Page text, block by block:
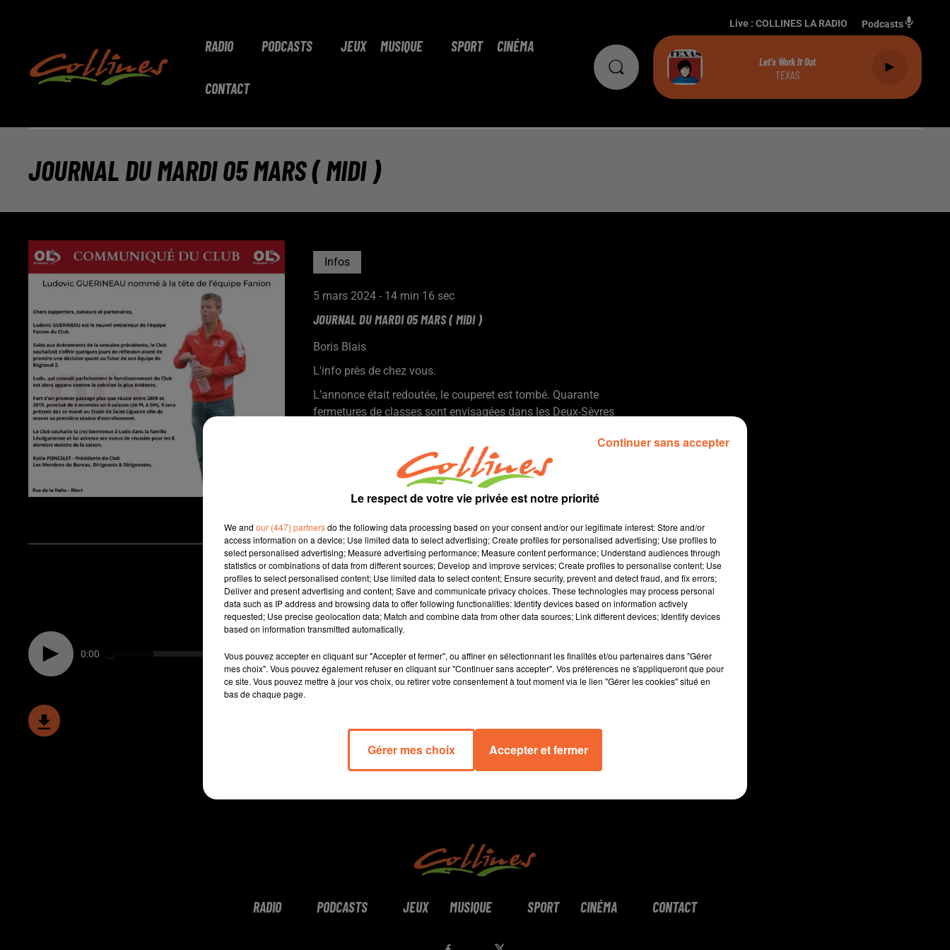
RADIO PODCASTS JEUX MUSIQUE SPORT CINÉMA
CONTACT
Live : COLLINES LA RADIO Podcasts
Let's Work It Out
TEXAS
JOURNAL DU MARDI 05 MARS ( MIDI )
Infos
5 mars 2024 - 14 min 16 sec
JOURNAL DU MARDI 05 MARS ( MIDI )
Boris Blais
L'info près de chez vous.
L’annonce était redoutée, le couperet est tombé. Quarante
fermetures de classes sont envisagées dans les Deux-Sèvres
L'inscription dans la constitution de " La liberté garantie à la
femme d'avoir recours à l’IVG ". Réaction de Nathalie Lanzi la
première secrétaire fédérale du parti socialiste des Deux-Sèvres.
Un guide papier pour ouvrir la visite du musée de Mauléon à un
l’agglomération du bocage bressuirais.
Hugo Hay attendu cet AP au collège Notre Dame de Bressuire.
L'athlète bocain évoquera son parcours, et ses expériences en
cette année 2024 si particulière.
En football, Saint Liguaire a trouvé son nouvel entraineur :
Ludovic Guérineau ( photo ).
0:00 14 min 16 sec
RADIO PODCASTS JEUX MUSIQUE SPORT CINÉMA CONTACT
Le respect de votre vie privée est notre priorité
We and our (447) partnersdo the following data processing based on your consent and/or our legitimate interest: Store and/or
access information on a device; Use limited data to select advertising; Create profiles for personalised advertising; Use profiles to
select personalised advertising; Measure advertising performance; Measure content performance; Understand audiences through
statistics or combinations of data from different sources; Develop and improve services; Create profiles to personalise content; Use
profiles to select personalised content; Use limited data to select content; Ensure security, prevent and detect fraud, and fix errors;
Deliver and present advertising and content; Save and communicate privacy choices. These technologies may process personal
data such as IP address and browsing data to offer following functionalities: Identify devices based on information actively
requested; Use precise geolocation data; Match and combine data from other data sources; Link different devices; Identify devices
based on information transmitted automatically.
Vous pouvez accepter en cliquant sur "Accepter et fermer", ou affiner en sélectionnant les finalités et/ou partenaires dans "Gérer
mes choix". Vous pouvez également refuser en cliquant sur "Continuer sans accepter". Vos préférences ne s'appliqueront que pour
ce site. Vous pouvez mettre à jour vos choix, ou retirer votre consentement à tout moment via le lien "Gérer les cookies" situé en
bas de chaque page.
Gérer mes choix Accepter et fermer
Continuer sans accepter